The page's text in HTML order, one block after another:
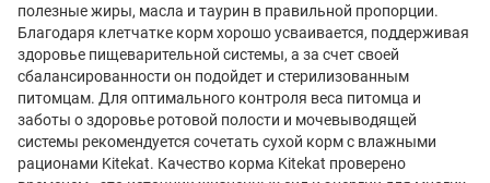
полезные жиры, масла и таурин в правильной пропорции.
Благодаря клетчатке корм хорошо усваивается, поддерживая
здоровье пищеварительной системы, а за счет своей
сбалансированности он подойдет и стерилизованным
питомцам. Для оптимального контроля веса питомца и
заботы о здоровье ротовой полости и мочевыводящей
системы рекомендуется сочетать сухой корм с влажными
рационами Kitekat. Качество корма Kitekat проверено